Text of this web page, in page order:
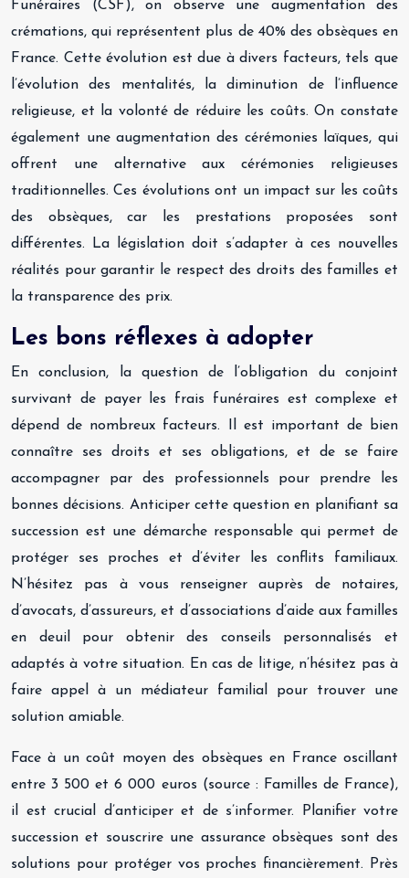
Funéraires (CSF), on observe une augmentation des
crémations, qui représentent plus de 40% des obsèques en
France. Cette évolution est due à divers facteurs, tels que
l’évolution des mentalités, la diminution de l’influence
religieuse, et la volonté de réduire les coûts. On constate
également une augmentation des cérémonies laïques, qui
offrent une alternative aux cérémonies religieuses
traditionnelles. Ces évolutions ont un impact sur les coûts
des obsèques, car les prestations proposées sont
différentes. La législation doit s’adapter à ces nouvelles
réalités pour garantir le respect des droits des familles et
la transparence des prix.
Les bons réflexes à adopter
En conclusion, la question de l’obligation du conjoint
survivant de payer les frais funéraires est complexe et
dépend de nombreux facteurs. Il est important de bien
connaître ses droits et ses obligations, et de se faire
accompagner par des professionnels pour prendre les
bonnes décisions. Anticiper cette question en planifiant sa
succession est une démarche responsable qui permet de
protéger ses proches et d’éviter les conflits familiaux.
N’hésitez pas à vous renseigner auprès de notaires,
d’avocats, d’assureurs, et d’associations d’aide aux familles
en deuil pour obtenir des conseils personnalisés et
adaptés à votre situation. En cas de litige, n’hésitez pas à
faire appel à un médiateur familial pour trouver une
solution amiable.
Face à un coût moyen des obsèques en France oscillant
entre 3 500 et 6 000 euros (source : Familles de France),
il est crucial d’anticiper et de s’informer. Planifier votre
succession et souscrire une assurance obsèques sont des
solutions pour protéger vos proches financièrement. Près